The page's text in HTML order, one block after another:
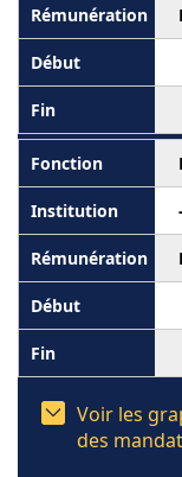
Voir les
des